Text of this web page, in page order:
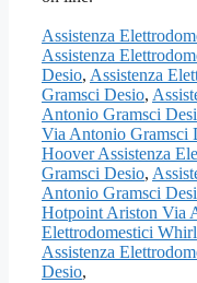
Assistenza
Assistenza
Desio, Assistenza
Gramsci Desio,
Antonio Gramsci
Via Antonio Gramsci
Hoover Assistenza
Gramsci Desio,
Antonio Gramsci
Hotpoint Ariston Via
Elettrodomestici
Assistenza
Desio,